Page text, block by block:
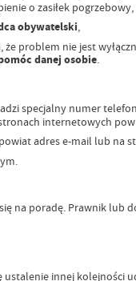
o zasiłek pogrzebowy,
obywatelski,
problem nie jest
danej osobie.
specjalny numer
internetowych
adres e-mail lub na
na poradę. Prawnik lub
ustalenie innej kolejności